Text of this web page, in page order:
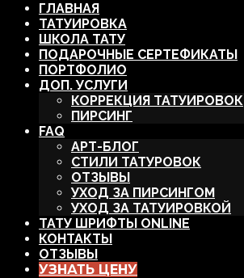
ГЛАВНАЯ
ТАТУИРОВКА
ШКОЛА ТАТУ
ПОДАРОЧНЫЕ СЕРТЕФИКАТЫ
ПОРТФОЛИО
ДОП. УСЛУГИ
КОРРЕКЦИЯ ТАТУИРОВОК
ПИРСИНГ
FAQ
АРТ-БЛОГ
СТИЛИ ТАТУРОВОК
ОТЗЫВЫ
УХОД ЗА ПИРСИНГОМ
УХОД ЗА ТАТУИРОВКОЙ
ТАТУ ШРИФТЫ ONLINE
КОНТАКТЫ
ОТЗЫВЫ
УЗНАТЬ ЦЕНУ